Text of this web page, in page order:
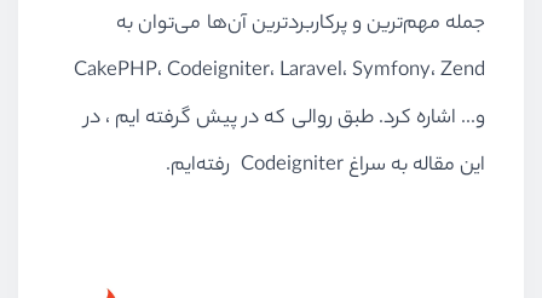
جمله مهم‌ترین و پرکاربردترین آن‌ها می‌توان به
CakePHP، Codeigniter، Laravel، Symfony، Zend
و... اشاره کرد. طبق روالی که در پیش گرفته ایم ، در
این مقاله به سراغ Codeigniter رفته‌ایم.